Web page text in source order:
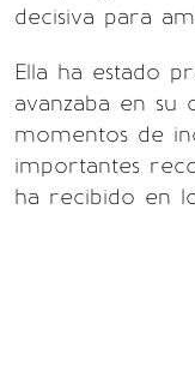
decisiva para
Ella ha estado
avanzaba en su
momentos de
importantes
ha recibido en